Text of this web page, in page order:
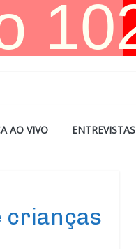
AO VIVO ENTREVISTAS
crianças